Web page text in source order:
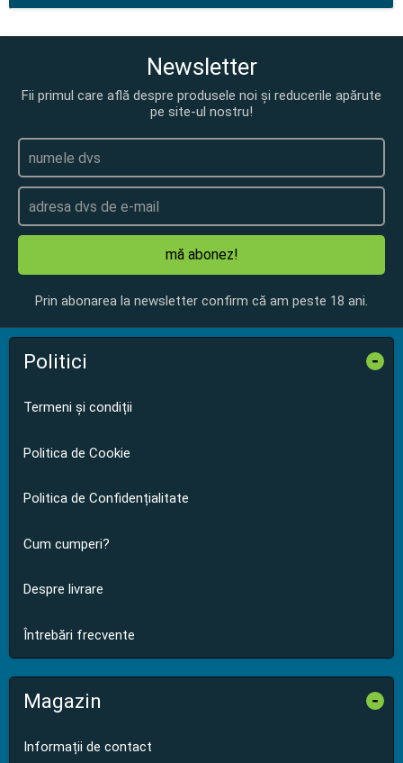
Newsletter
Fii primul care află despre produsele noi și reducerile apărute
pe site-ul nostru!
mă abonez!
Prin abonarea la newsletter confirm că am peste 18 ani.
Politici -
Termeni și condiții
Politica de Cookie
Politica de Confidențialitate
Cum cumperi?
Despre livrare
Întrebări frecvente
Magazin -
Informații de contact